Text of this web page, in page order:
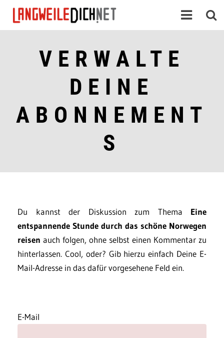
VERWALTE
DEINE
ABONNEMENT
S
Du kannst der Diskussion zum Thema Eine
entspannende Stunde durch das schöne Norwegen
reisen auch folgen, ohne selbst einen Kommentar zu
hinterlassen. Cool, oder? Gib hierzu einfach Deine E-
Mail-Adresse in das dafür vorgesehene Feld ein.
E-Mail